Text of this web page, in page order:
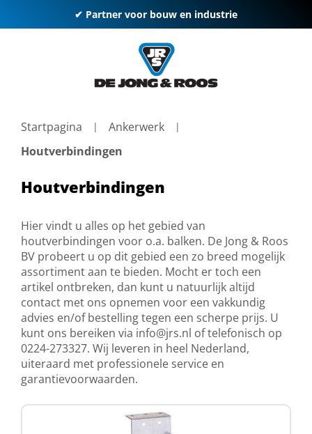
✔ Partner voor bouw en industrie
Startpagina
Ankerwerk
Houtverbindingen
Houtverbindingen
Hier vindt u alles op het gebied van
houtverbindingen voor o.a. balken. De Jong & Roos
BV probeert u op dit gebied een zo breed mogelijk
assortiment aan te bieden. Mocht er toch een
artikel ontbreken, dan kunt u natuurlijk altijd
contact met ons opnemen voor een vakkundig
advies en/of bestelling tegen een scherpe prijs. U
kunt ons bereiken via info@jrs.nl of telefonisch op
0224-273327. Wij leveren in heel Nederland,
uiteraard met professionele service en
garantievoorwaarden.